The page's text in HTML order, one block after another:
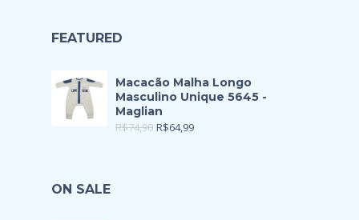
FEATURED
Macacão Malha Longo
Masculino Unique 5645 -
Maglian
R$74,90 R$64,99
ON SALE